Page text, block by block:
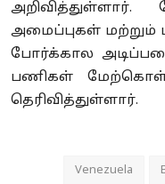
அறிவித்துள்ளார்.
அமைப்புகள் மற்றும்
போர்க்கால
பணிகள்
தெரிவித்துள்ளார்.
Venezuela